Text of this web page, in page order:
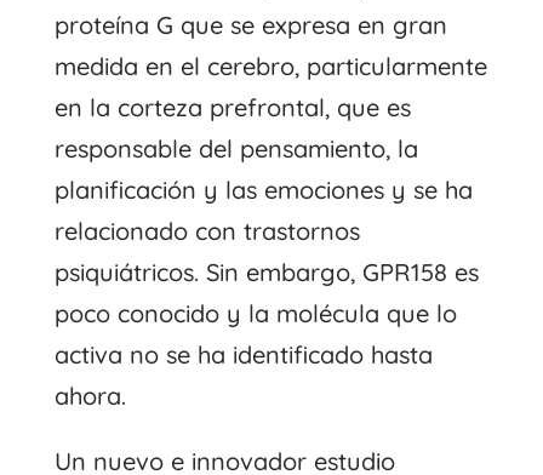
proteína G que se expresa en gran
medida en el cerebro, particularmente
en la corteza prefrontal, que es
responsable del pensamiento, la
planificación y las emociones y se ha
relacionado con trastornos
psiquiátricos. Sin embargo, GPR158 es
poco conocido y la molécula que lo
activa no se ha identificado hasta
ahora.
Un nuevo e innovador estudio